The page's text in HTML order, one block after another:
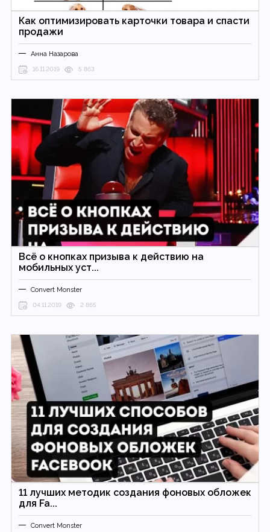
Как оптимизировать карточки товара и спасти
продажи
Анна Назарова
16.11.2019 5 863
Всё о кнопках призыва к действию на
мобильных уст...
Convert Monster
04.11.2019 2 865
11 лучших методик создания фоновых обложек
для Fa...
Convert Monster